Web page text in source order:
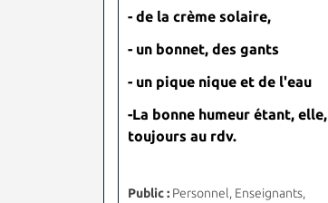
- de la crème solaire,
- un bonnet, des gants
- un pique nique et de l'eau
-La bonne humeur étant, elle,
toujours au rdv.
Public : Personnel, Enseignants,